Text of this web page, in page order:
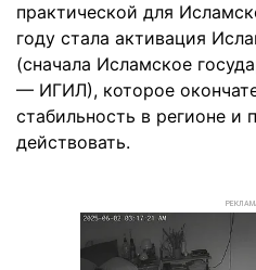
практической для
году стала активация
(сначала Исламское
— ИГИЛ), которое
стабильность в регионе и
действовать.